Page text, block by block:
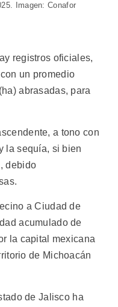
Imagen: Conafor
registros oficiales,
un promedio
abrasadas, para
a tono con
la sequía, si bien
debido
a Ciudad de
acumulado de
la capital mexicana
de Michoacán
de Jalisco ha